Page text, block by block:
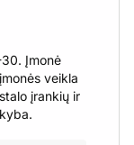
Įmonė
veikla
įrankių ir